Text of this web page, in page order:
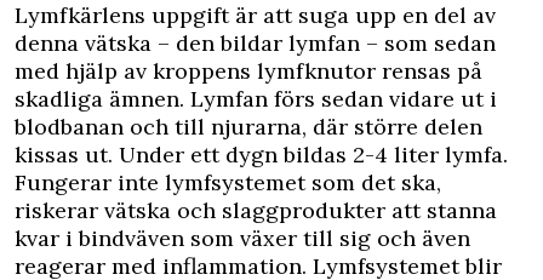
Lymfkärlens uppgift är att suga upp en del av
denna vätska – den bildar lymfan – som sedan
med hjälp av kroppens lymfknutor rensas på
skadliga ämnen. Lymfan förs sedan vidare ut i
blodbanan och till njurarna, där större delen
kissas ut. Under ett dygn bildas 2-4 liter lymfa.
Fungerar inte lymfsystemet som det ska,
riskerar vätska och slaggprodukter att stanna
kvar i bindväven som växer till sig och även
reagerar med inflammation. Lymfsystemet blir